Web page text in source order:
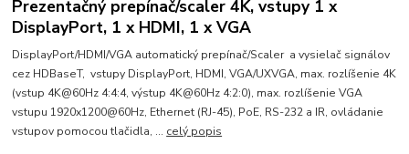
Prezentačný prepínač/scaler 4K, vstupy 1 x
DisplayPort, 1 x HDMI, 1 x VGA
DisplayPort/HDMI/VGA automatický prepínač/Scaler a vysielač signálov
cez HDBaseT, vstupy DisplayPort, HDMI, VGA/UXVGA, max. rozlíšenie 4K
(vstup 4K@60Hz 4:4:4, výstup 4K@60Hz 4:2:0), max. rozlíšenie VGA
vstupu 1920x1200@60Hz, Ethernet (RJ-45), PoE, RS-232 a IR, ovládanie
vstupov pomocou tlačidla, ... celý popis